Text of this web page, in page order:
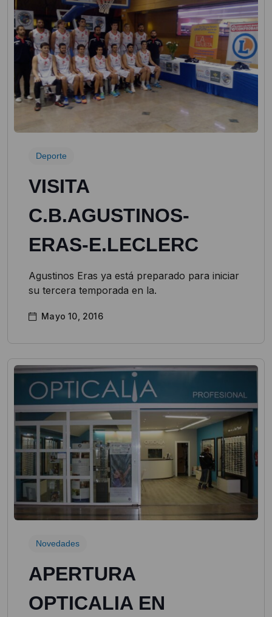
Deporte
VISITA
C.B.AGUSTINOS-
ERAS-E.LECLERC
Agustinos Eras ya está preparado para iniciar
su tercera temporada en la.
Mayo 10, 2016
Novedades
APERTURA
OPTICALIA EN